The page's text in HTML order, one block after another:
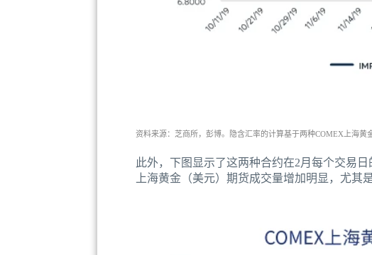
资料来源：芝商所，彭博。隐含汇率的计算基于两种COMEX上海黄
此外，下图显示了这两种合约在2月每个交易
上海黄金（美元）期货成交量增加明显，尤其